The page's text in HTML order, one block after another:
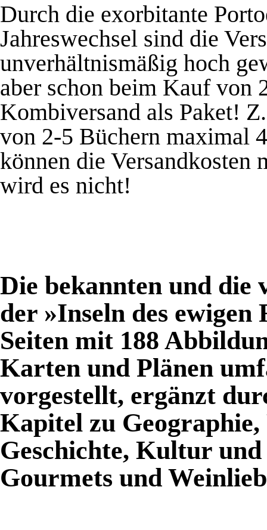
Durch die exorbitante
Jahreswechsel sind die
unverhältnismäßig hoch
aber schon beim Kauf von
Kombiversand als Paket!
von 2-5 Büchern maximal
können die Versandkosten
wird es nicht!
Die bekannten und die
der »Inseln des
Seiten mit 188
Karten und Plänen
vorgestellt, ergänzt
Kapitel zu
Geschichte, Kultur
Gourmets und